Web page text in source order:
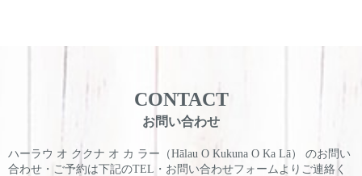
CONTACT
お問い合わせ
ハーラウ オ ククナ オ カ ラー（Hālau O Kukuna O Ka Lā） のお問い
合わせ・ご予約は下記のTEL・お問い合わせフォームよりご連絡く